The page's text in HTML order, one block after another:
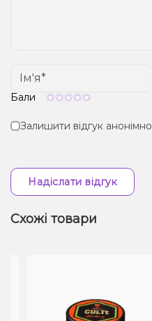
Бали
Залишити відгук анонімно
Надіслати відгук
Схожі товари